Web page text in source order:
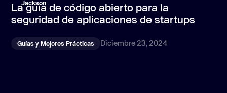
La guía de código abierto para la
seguridad de aplicaciones de startups
Guías y Mejores Prácticas Diciembre 23, 2024